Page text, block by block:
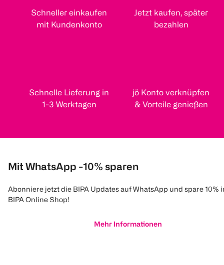
Schneller einkaufen
mit Kundenkonto
Jetzt kaufen, später
bezahlen
Schnelle Lieferung in
1-3 Werktagen
jö Konto verknüpfen
& Vorteile genießen
Mit WhatsApp -10% sparen
Abonniere jetzt die BIPA Updates auf WhatsApp und spare 10%
BIPA Online Shop!
Mehr Informationen